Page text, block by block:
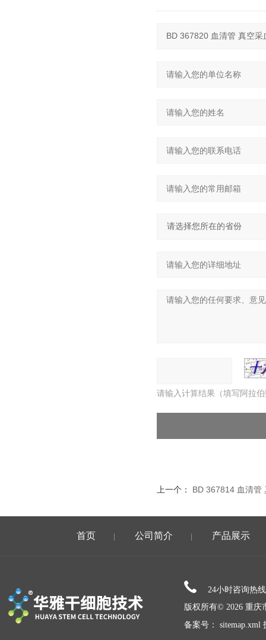
请输入计算结果（填写阿拉
上一个： BD 367814 血清管
首页 公司简介 产品展示
24小时咨询热
版权所有© 2026 重庆
备案号：
sitemap.xml